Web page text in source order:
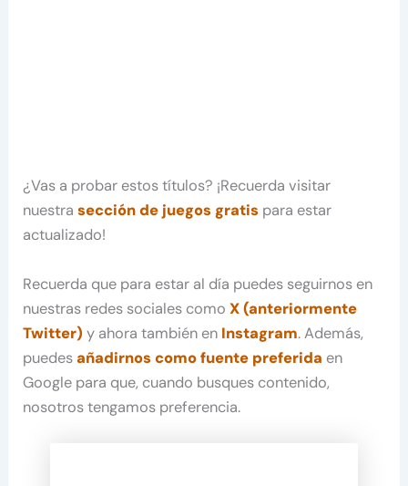
¿Vas a probar estos títulos? ¡Recuerda visitar
nuestrasección de juegos gratis para estar
actualizado!
Recuerda que para estar al día puedes seguirnos en
nuestras redes sociales comoX (anteriormente
Twitter) y ahora también en Instagram. Además,
puedesañadirnos como fuente preferida en
Google para que, cuando busques contenido,
nosotros tengamos preferencia.